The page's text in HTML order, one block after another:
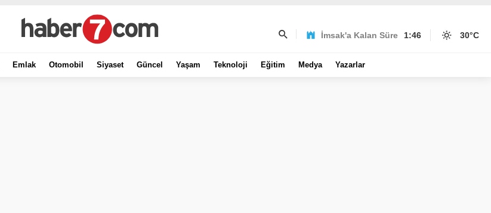
İmsak'a Kalan Süre 1:46 30°C
Emlak Otomobil Siyaset Güncel Yaşam Teknoloji Eğitim Medya Yazarlar